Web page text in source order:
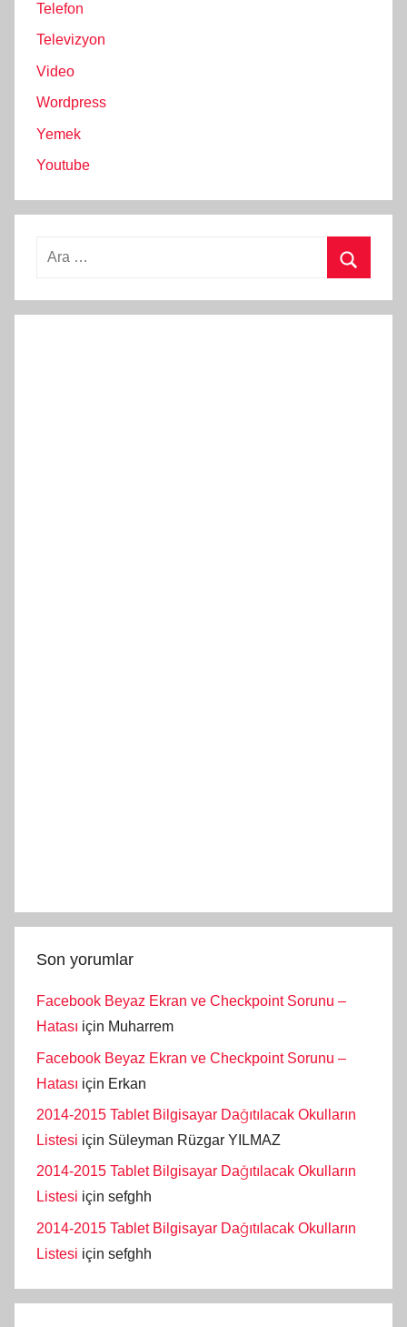
Telefon
Televizyon
Video
Wordpress
Yemek
Youtube
Arama:
Son yorumlar
Facebook Beyaz Ekran ve Checkpoint Sorunu –
Hatası için Muharrem
Facebook Beyaz Ekran ve Checkpoint Sorunu –
Hatası için Erkan
2014-2015 Tablet Bilgisayar Dağıtılacak Okulların
Listesi için Süleyman Rüzgar YILMAZ
2014-2015 Tablet Bilgisayar Dağıtılacak Okulların
Listesi için sefghh
2014-2015 Tablet Bilgisayar Dağıtılacak Okulların
Listesi için sefghh